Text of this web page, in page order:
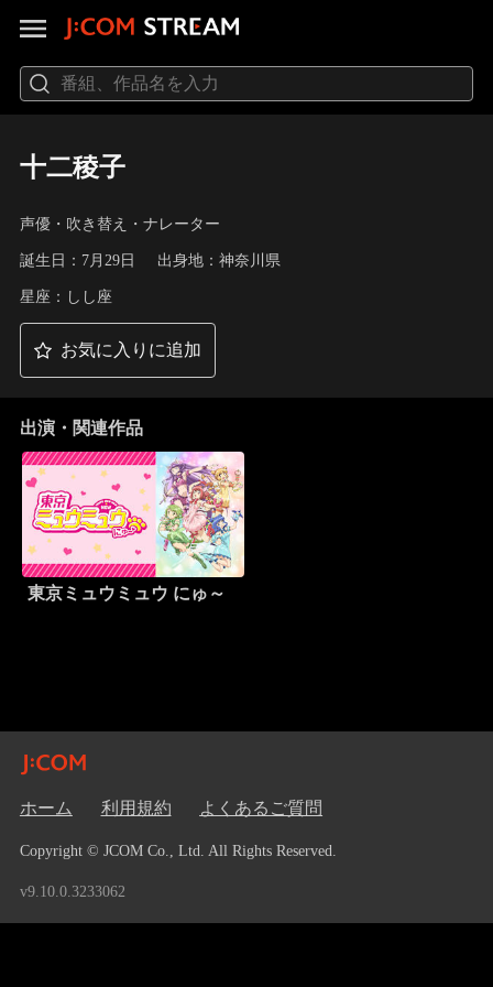
十二稜子
声優・吹き替え・ナレーター
誕生日：7月29日 出身地：神奈川県
星座：しし座
お気に入りに追加
出演・関連作品
東京ミュウミュウ にゅ～
ホーム 利用規約 よくあるご質問
Copyright © JCOM Co., Ltd. All Rights Reserved.
v9.10.0.3233062